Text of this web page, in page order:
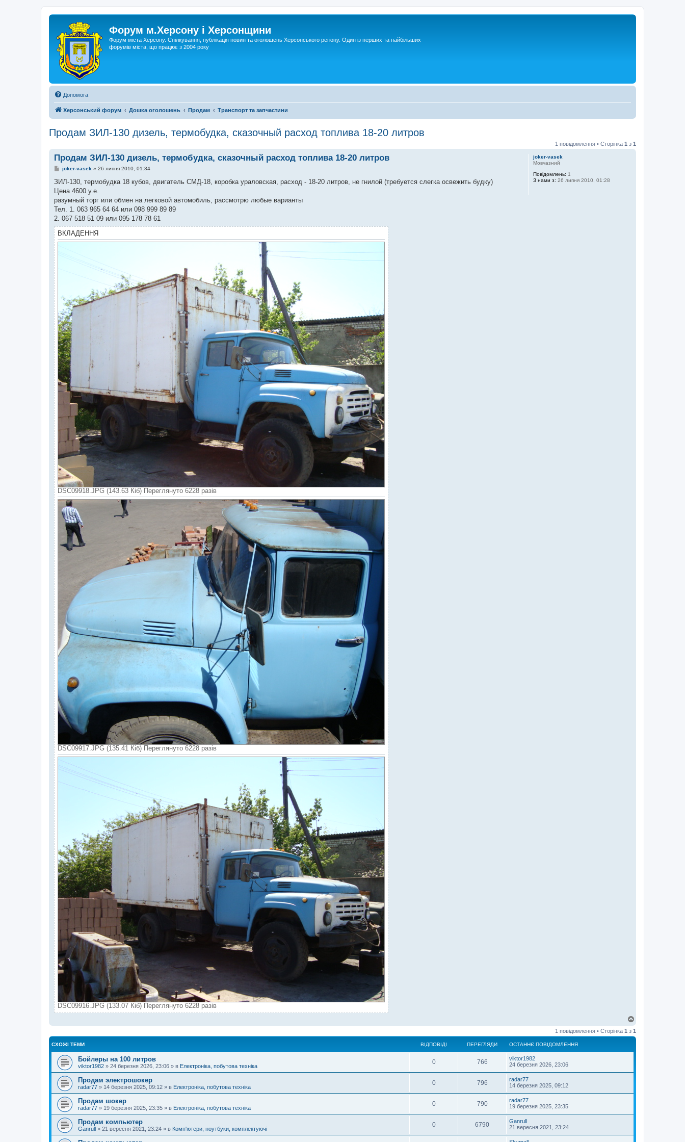
Форум м.Херсону і Херсонщини
Форум міста Херсону. Спілкування, публікація новин та оголошень Херсонського регіону. Один із перших та найбільших
форумів міста, що працює з 2004 року
Допомога
Херсонський форум Дошка оголошень Продам Транспорт та запчастини
Продам ЗИЛ-130 дизель, термобудка, сказочный расход топлива 18-20 литров
1 повідомлення • Сторінка 1 з 1
joker-vasek
Мовчазний
Повідомлень: 1
З нами з: 26 липня 2010, 01:28
Продам ЗИЛ-130 дизель, термобудка, сказочный расход топлива 18-20 литров
П
в
д
о
л
е
я
joker-vasek » 26 липня 2010, 01:34
ЗИЛ-130, термобудка 18 кубов, двигатель СМД-18, коробка ураловская, расход - 18-20 литров, не гнилой (требуется слегка освежить будку)
Цена 4600 у.е.
разумный торг или обмен на легковой автомобиль, рассмотрю любые варианты
Тел. 1. 063 965 64 64 или 098 999 89 89
2. 067 518 51 09 или 095 178 78 61
ВКЛАДЕННЯ
DSC09918.JPG (143.63 Кіб) Переглянуто 6228 разів
DSC09917.JPG (135.41 Кіб) Переглянуто 6228 разів
DSC09916.JPG (133.07 Кіб) Переглянуто 6228 разів
г
о
1 повідомлення • Сторінка 1 з 1
СХОЖІ ТЕМИ ВІДПОВІДІ ПЕРЕГЛЯДИ ОСТАННЄ ПОВІДОМЛЕННЯ
Бойлеры на 100 литров
viktor1982 » 24 березня 2026, 23:06 » в Електроніка, побутова техніка
0 766
viktor1982
24 березня 2026, 23:06
Продам электрошокер
radar77 » 14 березня 2025, 09:12 » в Електроніка, побутова техніка
0 796
radar77
14 березня 2025, 09:12
Продам шокер
radar77 » 19 березня 2025, 23:35 » в Електроніка, побутова техніка
0 790
radar77
19 березня 2025, 23:35
Продам компьютер
Ganrull » 21 вересня 2021, 23:24 » в Комп'ютери, ноутбуки, комплектуючі
0 6790
Ganrull
21 вересня 2021, 23:24